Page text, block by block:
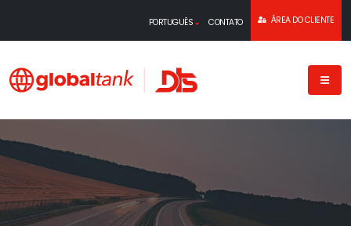
PORTUGUÊS CONTATO ÁREA DO CLIENTE